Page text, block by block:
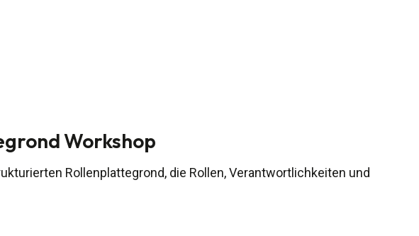
Workshop
Rollenplattegrond, die Rollen, Verantwortlichkeiten und